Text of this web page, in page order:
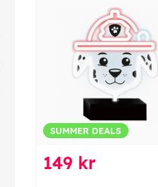
SUMMER DEALS
149 kr